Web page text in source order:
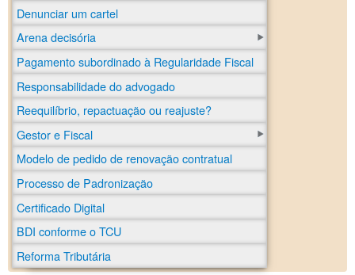
Denunciar um cartel
Arena decisória
Pagamento subordinado à Regularidade Fiscal
Responsabilidade do advogado
Reequilíbrio, repactuação ou reajuste?
Gestor e Fiscal
Modelo de pedido de renovação contratual
Processo de Padronização
Certificado Digital
BDI conforme o TCU
Reforma Tributária